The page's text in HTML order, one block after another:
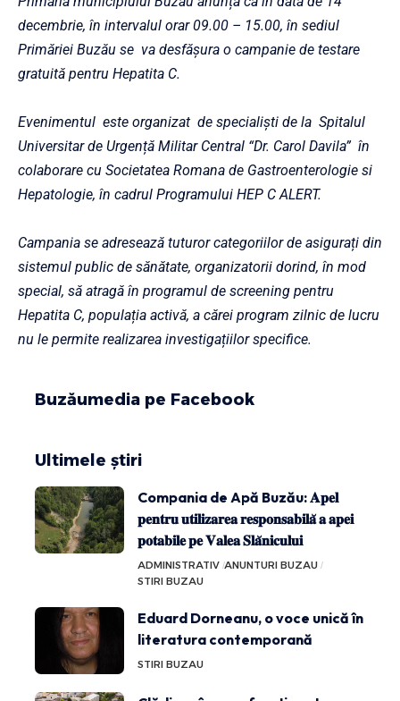
decembrie, în intervalul orar 09.00 – 15.00, în sediul
Primăriei Buzău se va desfășura o campanie de testare
gratuită pentru Hepatita C.
Evenimentul este organizat de specialiști de la Spitalul
Universitar de Urgență Militar Central “Dr. Carol Davila” în
colaborare cu Societatea Romana de Gastroenterologie si
Hepatologie, în cadrul Programului HEP C ALERT.
Campania se adresează tuturor categoriilor de asigurați din
sistemul public de sănătate, organizatorii dorind, în mod
special, să atragă în programul de screening pentru
Hepatita C, populația activă, a cărei program zilnic de lucru
nu le permite realizarea investigațiilor specifice.
Buzăumedia pe Facebook
Ultimele știri
Compania de Apă Buzău: 𝐀𝐩𝐞𝐥
𝐩𝐞𝐧𝐭𝐫𝐮 𝐮𝐭𝐢𝐥𝐢𝐳𝐚𝐫𝐞𝐚 𝐫𝐞𝐬𝐩𝐨𝐧𝐬𝐚𝐛𝐢𝐥𝐚̆ 𝐚 𝐚𝐩𝐞𝐢
𝐩𝐨𝐭𝐚𝐛𝐢𝐥𝐞 𝐩𝐞 𝐕𝐚𝐥𝐞𝐚 𝐒𝐥𝐚̆𝐧𝐢𝐜𝐮𝐥𝐮𝐢
ADMINISTRATIV ANUNTURI BUZAU
STIRI BUZAU
Eduard Dorneanu, o voce unică în
literatura contemporană
STIRI BUZAU